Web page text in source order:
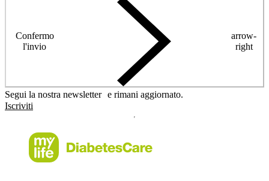
Confermo
l'invio
arrow-
right
Segui la nostra newsletter e rimani aggiornato.
Iscriviti